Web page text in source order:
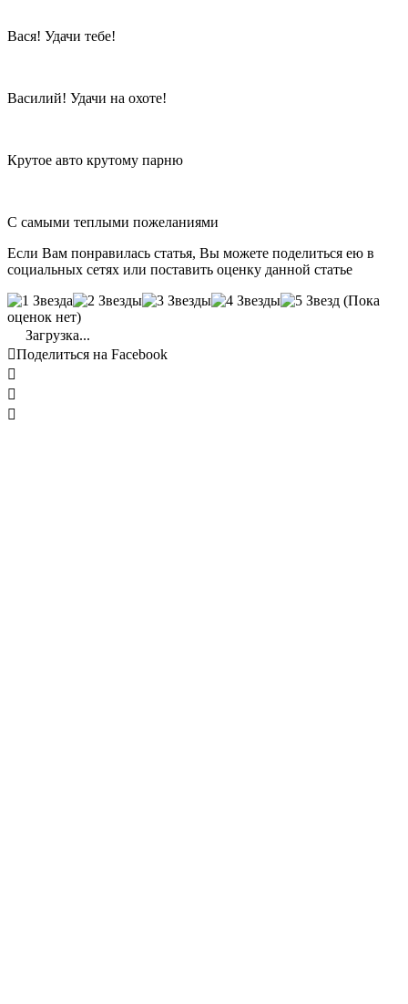
Вася! Удачи тебе!
Василий! Удачи на охоте!
Крутое авто крутому парню
С самыми теплыми пожеланиями
Если Вам понравилась статья, Вы можете поделиться ею в
социальных сетях или поставить оценку данной статье
(Пока
оценок нет)
Загрузка...
Поделиться на Facebook


